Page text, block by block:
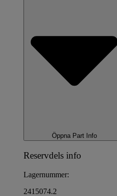
Öppna Part Info
Reservdels info
Lagernummer:
2415074.2